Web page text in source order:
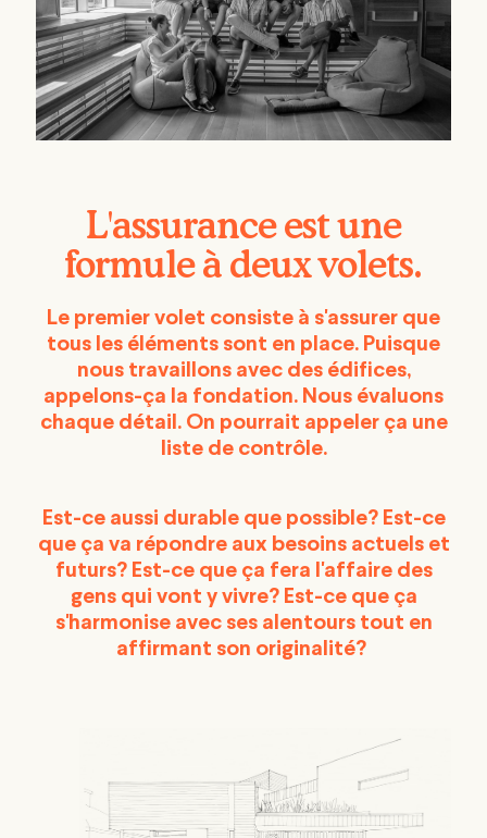
L'assurance est une
formule à deux volets.
Le premier volet consiste à s'assurer que
tous les éléments sont en place. Puisque
nous travaillons avec des édifices,
appelons-ça la fondation. Nous évaluons
chaque détail. On pourrait appeler ça une
liste de contrôle.
Est-ce aussi durable que possible? Est-ce
que ça va répondre aux besoins actuels et
futurs? Est-ce que ça fera l'affaire des
gens qui vont y vivre? Est-ce que ça
s'harmonise avec ses alentours tout en
affirmant son originalité?